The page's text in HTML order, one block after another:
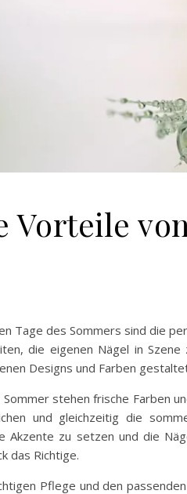
Vorteile
Tage des Sommers sind die
die eigenen Nägel in
Designs und Farben
stehen frische Farben
und gleichzeitig die
Akzente zu setzen und die
das Richtige.
Pflege und den